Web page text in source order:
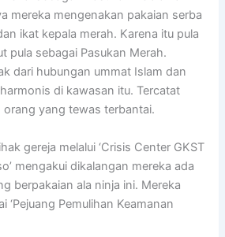
mereka mengenakan pakaian serba
ikat kepala merah. Karena itu pula
pula sebagai Pasukan Merah.
dari hubungan ummat Islam dan
di kawasan itu. Tercatat
yang tewas terbantai.
gereja melalui ‘Crisis Center GKST
mengakui dikalangan mereka ada
berpakaian ala ninja ini. Mereka
‘Pejuang Pemulihan Keamanan